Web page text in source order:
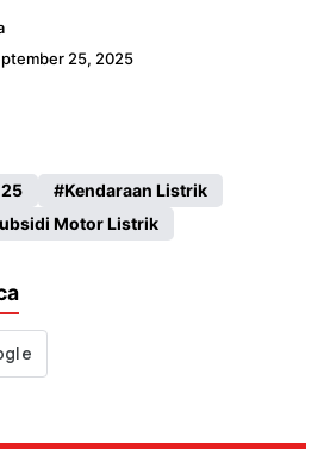
25, 2025
Kendaraan Listrik
Motor Listrik